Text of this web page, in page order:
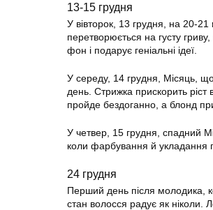
13-15 грудня
У вівторок, 13 грудня, на 20-
перетворюється на густу
фон і подарує геніальні ідеї.
У середу, 14 грудня, Місяць,
день. Стрижка прискорить ріст
пройде бездоганно, а блонд
У четвер, 15 грудня, спадний
коли фарбування й укладання
24 грудня
Перший день після молодика,
стан волосся радує як ніколи.